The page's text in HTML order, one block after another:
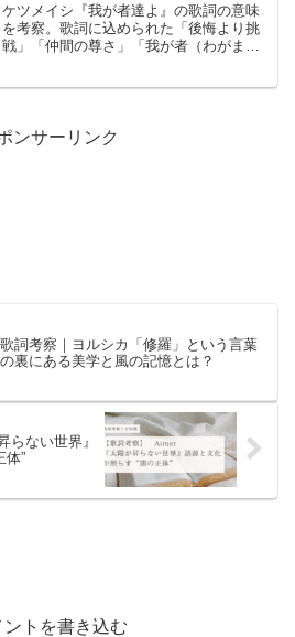
ケツメイシ『我が者達よ』の歌詞の意味
を考察。歌詞に込められた「後悔より挑
戦」「仲間の尊さ」「我が者（わがま
ンサーリンク
歌詞考察｜ヨルシカ「修羅」という言葉
の裏にある美学と風の記憶とは？
らない世界』
体”
ントを書き込む